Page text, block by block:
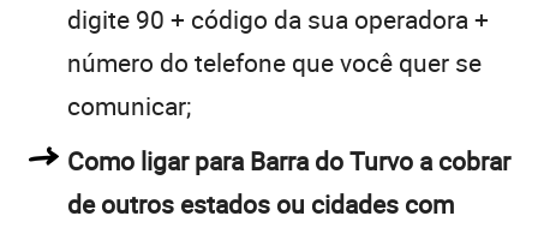
digite 90 + código da sua operadora +
número do telefone que você quer se
comunicar;
Como ligar para Barra do Turvo a cobrar
de outros estados ou cidades com